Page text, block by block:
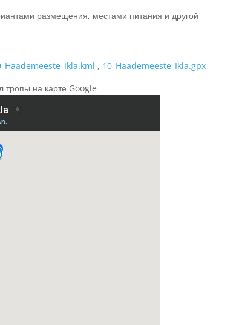
размещения, местами питания и другой
, 10_Haademeeste_Ikla.gpx
на карте Google